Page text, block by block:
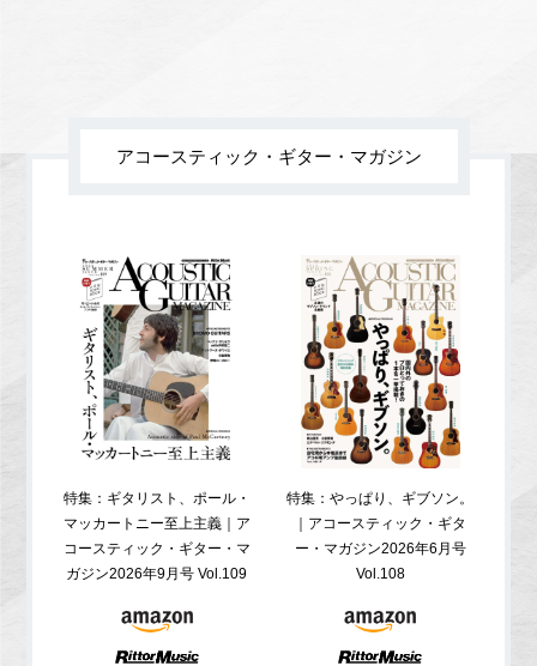
アコースティック・ギター・マガジン
特集：ギタリスト、ポール・
マッカートニー至上主義｜ア
コースティック・ギター・マ
ガジン2026年9月号 Vol.109
特集：やっぱり、ギブソン。
｜アコースティック・ギタ
ー・マガジン2026年6月号
Vol.108